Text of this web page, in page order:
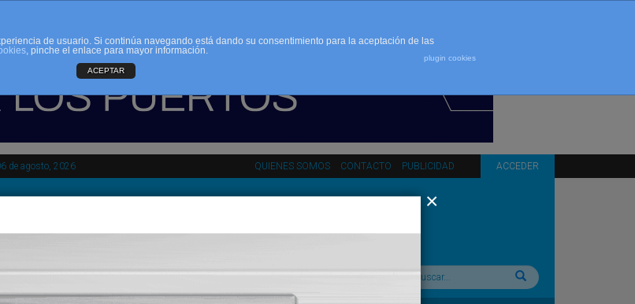
QUIENES SOMOS CONTACTO PUBLICIDAD ACCEDER
de agosto, 2026
Buscar:
de usuario. Si continúa navegando está dando su consentimiento para la aceptación de las
, pinche el enlace para mayor información.
plugin cookies
ACEPTAR